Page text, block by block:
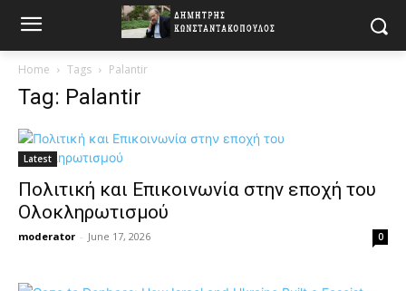
Home Tags Palantir
Tag: Palantir
Latest
Πολιτική και Επικοινωνία στην εποχή του
Ολοκληρωτισμού
moderator - June 17, 2026 0